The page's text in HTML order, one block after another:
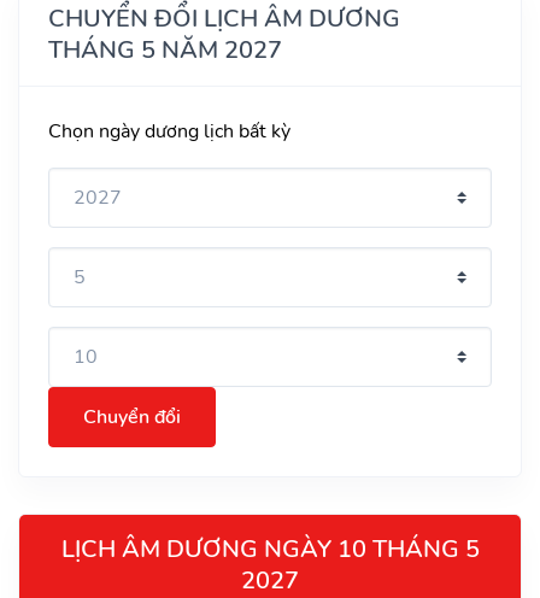
CHUYỂN ĐỔI LỊCH ÂM DƯƠNG
THÁNG 5 NĂM 2027
Chọn ngày dương lịch bất kỳ
Chuyển đổi
LỊCH ÂM DƯƠNG NGÀY 10 THÁNG 5
2027